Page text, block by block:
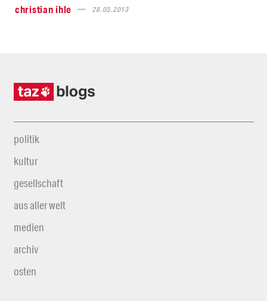
christian ihle
28.03.2013
politik
kultur
gesellschaft
aus aller welt
medien
archiv
osten